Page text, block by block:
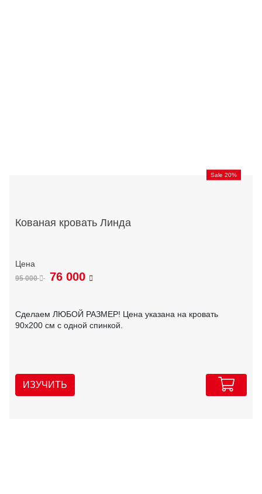
Sale 20%
Кованая кровать Линда
95 000 76 000
Сделаем ЛЮБОЙ РАЗМЕР! Цена указана на кровать
90х200 см с одной спинкой.
ИЗУЧИТЬ